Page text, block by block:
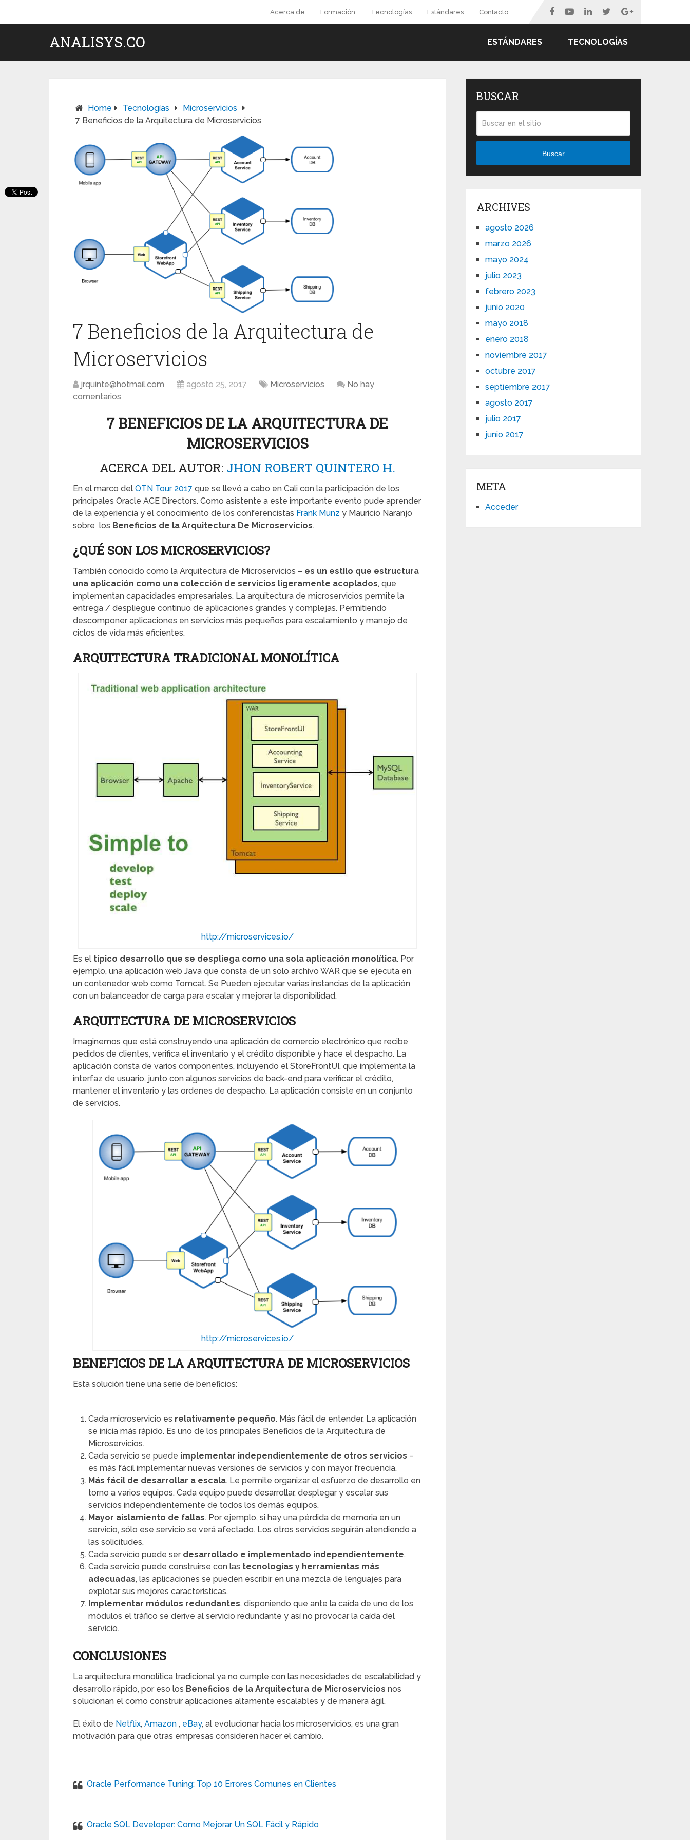
Acerca de Formación Tecnologías Estándares Contacto
ANALISYS.CO ESTÁNDARES TECNOLOGÍAS
Home Tecnologías
Microservicios
7 Beneficios de la Arquitectura de Microservicios
7 Beneficios de la Arquitectura de
Microservicios
jrquinte@hotmail.com agosto 25, 2017 Microservicios
No hay
comentarios
7 BENEFICIOS DE LA ARQUITECTURA DE
MICROSERVICIOS
ACERCA DEL AUTOR: JHON ROBERT QUINTERO H.
En el marco del OTN Tour 2017 que se llevó a cabo en Cali con la participación de los
principales Oracle ACE Directors. Como asistente a este importante evento pude aprender
de la experiencia y el conocimiento de los conferencistas Frank Munz y Mauricio Naranjo
sobre los Beneficios de la Arquitectura De Microservicios.
¿QUÉ SON LOS MICROSERVICIOS?
También conocido como la Arquitectura de Microservicios – es un estilo que estructura
una aplicación como una colección de servicios ligeramente acoplados, que
implementan capacidades empresariales. La arquitectura de microservicios permite la
entrega / despliegue continuo de aplicaciones grandes y complejas. Permitiendo
descomponer aplicaciones en servicios más pequeños para escalamiento y manejo de
ciclos de vida más eficientes.
ARQUITECTURA TRADICIONAL MONOLÍTICA
http://microservices.io/
Es el típico desarrollo que se despliega como una sola aplicación monolítica. Por
ejemplo, una aplicación web Java que consta de un solo archivo WAR que se ejecuta en
un contenedor web como Tomcat. Se Pueden ejecutar varias instancias de la aplicación
con un balanceador de carga para escalar y mejorar la disponibilidad.
ARQUITECTURA DE MICROSERVICIOS
Imaginemos que está construyendo una aplicación de comercio electrónico que recibe
pedidos de clientes, verifica el inventario y el crédito disponible y hace el despacho. La
aplicación consta de varios componentes, incluyendo el StoreFrontUI, que implementa la
interfaz de usuario, junto con algunos servicios de back-end para verificar el crédito,
mantener el inventario y las ordenes de despacho. La aplicación consiste en un conjunto
de servicios.
http://microservices.io/
BENEFICIOS DE LA ARQUITECTURA DE MICROSERVICIOS
Esta solución tiene una serie de beneficios:
Cada microservicio es relativamente pequeño. Más fácil de entender. La aplicación
se inicia más rápido. Es uno de los principales Beneficios de la Arquitectura de
Microservicios.
Cada servicio se puede implementar independientemente de otros servicios –
es más fácil implementar nuevas versiones de servicios y con mayor frecuencia.
Más fácil de desarrollar a escala. Le permite organizar el esfuerzo de desarrollo en
torno a varios equipos. Cada equipo puede desarrollar, desplegar y escalar sus
servicios independientemente de todos los demás equipos.
Mayor aislamiento de fallas. Por ejemplo, si hay una pérdida de memoria en un
servicio, sólo ese servicio se verá afectado. Los otros servicios seguirán atendiendo a
las solicitudes.
Cada servicio puede ser desarrollado e implementado independientemente.
Cada servicio puede construirse con las tecnologías y herramientas más
adecuadas, las aplicaciones se pueden escribir en una mezcla de lenguajes para
explotar sus mejores características.
Implementar módulos redundantes, disponiendo que ante la caída de uno de los
módulos el tráfico se derive al servicio redundante y así no provocar la caída del
servicio.
CONCLUSIONES
La arquitectura monolítica tradicional ya no cumple con las necesidades de escalabilidad y
desarrollo rápido, por eso los Beneficios de la Arquitectura de Microservicios nos
solucionan el como construir aplicaciones altamente escalables y de manera ágil.
El éxito de Netflix, Amazon , eBay, al evolucionar hacia los microservicios, es una gran
motivación para que otras empresas consideren hacer el cambio.
Oracle Performance Tuning: Top 10 Errores Comunes en Clientes
Oracle SQL Developer: Como Mejorar Un SQL Fácil y Rápido
BUSCAR
Buscar
ARCHIVES
agosto 2026
marzo 2026
mayo 2024
julio 2023
febrero 2023
junio 2020
mayo 2018
enero 2018
noviembre 2017
octubre 2017
septiembre 2017
agosto 2017
julio 2017
junio 2017
META
Acceder